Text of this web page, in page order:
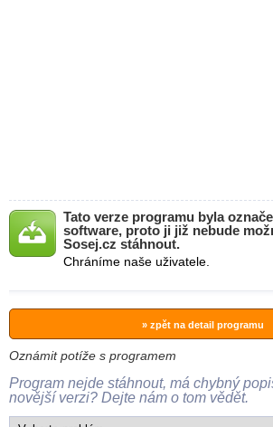
Tato verze programu byla
software, proto ji již nebude
Sosej.cz stáhnout.
Chráníme naše uživatele.
» zpět na detail programu
Oznámit potíže s programem
Program nejde stáhnout, má chybný
novější verzi? Dejte nám o tom vědět.